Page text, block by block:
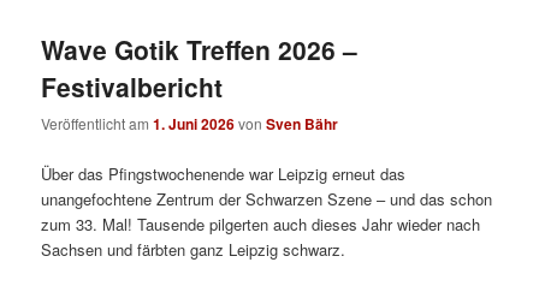
Wave Gotik Treffen 2026 –
Festivalbericht
Veröffentlicht am1. Juni 2026vonSven Bähr
Über das Pfingstwochenende war Leipzig erneut das
unangefochtene Zentrum der Schwarzen Szene – und das schon
zum 33. Mal! Tausende pilgerten auch dieses Jahr wieder nach
Sachsen und färbten ganz Leipzig schwarz.